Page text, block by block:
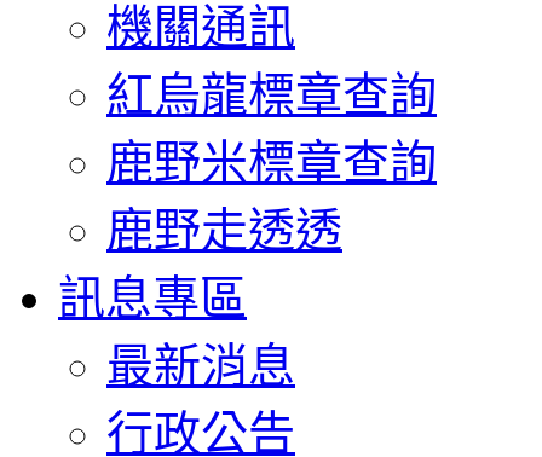
機關通訊
紅烏龍標章查詢
鹿野米標章查詢
鹿野走透透
訊息專區
最新消息
行政公告